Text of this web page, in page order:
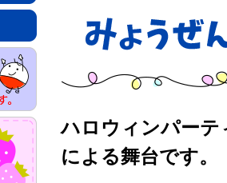
ハロウィンパー
による舞台です。